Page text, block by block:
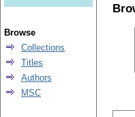
Browse
Collections
Titles
Authors
MSC